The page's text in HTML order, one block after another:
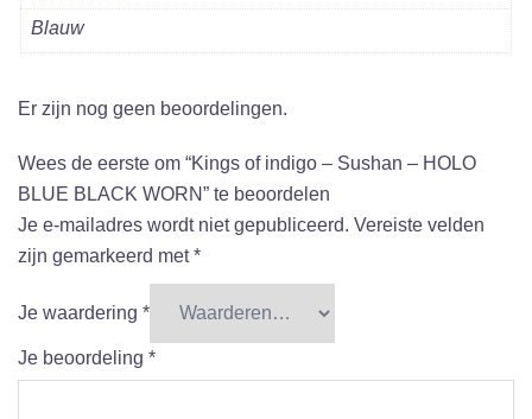
Blauw
Er zijn nog geen beoordelingen.
Wees de eerste om “Kings of indigo – Sushan – HOLO
BLUE BLACK WORN” te beoordelen
Je e-mailadres wordt niet gepubliceerd. Vereiste velden
zijn gemarkeerd met*
Je waardering *
Je beoordeling *